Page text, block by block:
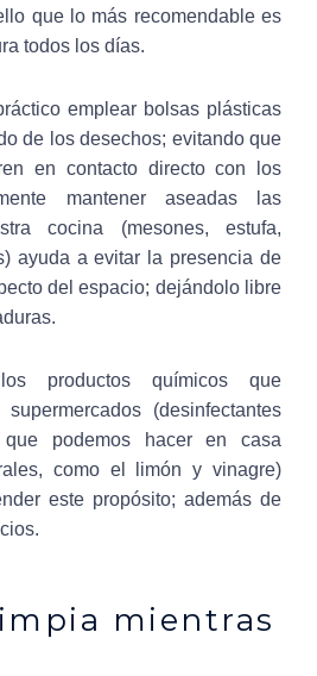
que lo más recomendable es
todos los días.
emplear bolsas plásticas
de los desechos; evitando que
en contacto directo con los
mantener aseadas las
cocina (mesones, estufa,
ayuda a evitar la presencia de
del espacio; dejándolo libre
productos químicos que
(desinfectantes
podemos hacer en casa
como el limón y vinagre)
este propósito; además de
mientras